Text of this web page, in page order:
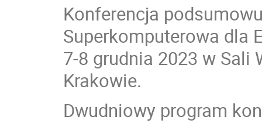
Konferencja
Superkomputerowa dla
7-8 grudnia 2023 w
Krakowie.
Dwudniowy program